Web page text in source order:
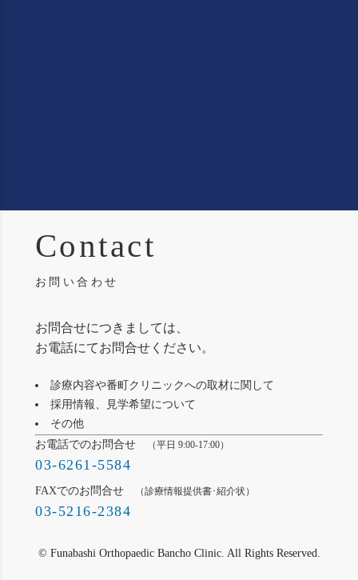
Contact
お問い合わせ
お問合せにつきましては、
お電話にてお問合せください。
診療内容や番町クリニックへの取材に関して
採用情報、見学希望について
その他
お電話でのお問合せ
（平日 9:00-17:00）
03-6261-5584
FAXでのお問合せ （診療情報提供書･紹介状）
03-5216-2384
© Funabashi Orthopaedic Bancho Clinic. All Rights Reserved.